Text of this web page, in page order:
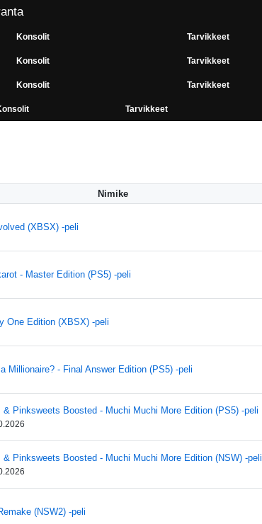
Konsolit Tarvikkeet
Konsolit Tarvikkeet
Konsolit Tarvikkeet
Tarvikkeet
Nimike
(XBSX) -peli
- Master Edition (PS5) -peli
One Edition (XBSX) -peli
Millionaire? - Final Answer Edition (PS5) -peli
Pinksweets Boosted - Muchi Muchi More Edition (PS5) -peli
Pinksweets Boosted - Muchi Muchi More Edition (NSW) -peli
(NSW2) -peli